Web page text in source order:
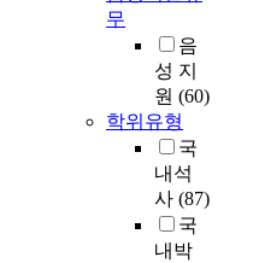
무
음
성 지
원 (60)
학위유형
국
내석
사 (87)
국
내박